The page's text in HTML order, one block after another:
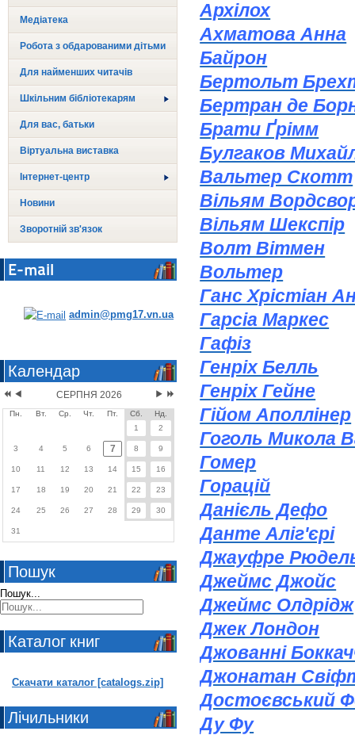
Медіатека
Робота з обдарованими дітьми
Для найменших читачів
Шкільним бібліотекарям
Для вас, батьки
Віртуальна виставка
Інтернет-центр
Новини
Зворотній зв'язок
E-mail
admin@pmg17.vn.ua
Календар
СЕРПНЯ 2026
Пн. Вт. Ср. Чт. Пт. Сб.
Нд.
1
2
3 4 5 6 7 8 9
10 11 12 13 14 15 16
17 18 19 20 21 22 23
24 25 26 27 28 29 30
31
Пошук
Пошук...
Каталог книг
Скачати каталог [catalogs.zip]
Лічильники
Архілох
Ахматова Анна
Байрон
Бертольт
Бертран де
Брати Ґрімм
Булгаков
Вальтер Скотт
Вільям
Вільям Шекспір
Волт Вітмен
Вольтер
Ганс Хрістіан
Гарсіа Маркес
Гафіз
Генріх Белль
Генріх Гейне
Гійом Аполлінер
Гоголь Микола
Гомер
Горацій
Данієль Дефо
Данте Аліг'єрі
Джауфре
Джеймс Джойс
Джеймс Олдрідж
Джек Лондон
Джованні
Джонатан
Достоєвський
Ду Фу